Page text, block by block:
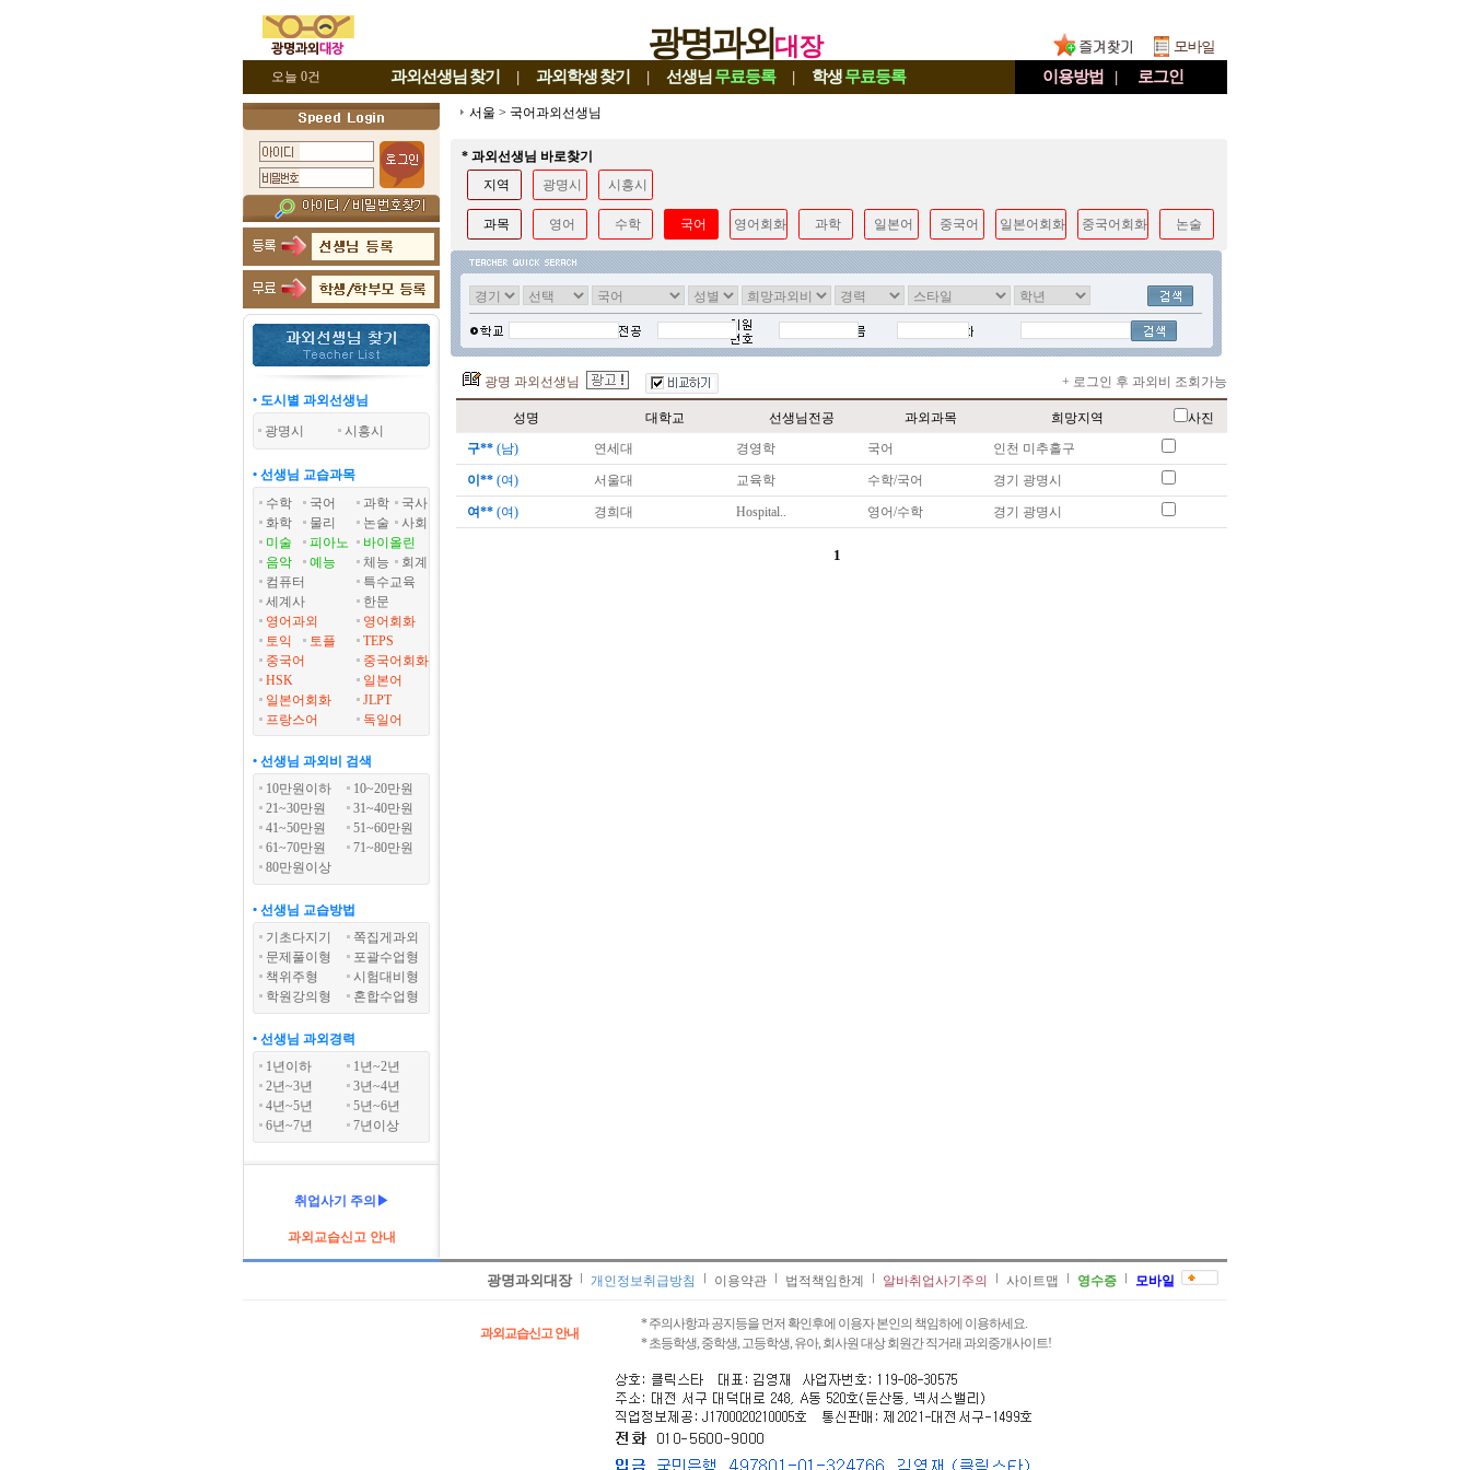
광명과외대장
오늘 0건 과외선생님 찾기 | 과외학생찾기 | 선생님 무료등록 | 학생무료등록 이용방법 | 로그인
• 도시별 과외선생님
광명시
시흥시
• 선생님 교습과목
수학
국어 과학
국사
화학
물리 논술
사회
미술
피아노
바이올린
음악
예능 체능
회계
컴퓨터
특수교육
세계사
한문
영어과외
영어회화
토익
토플
TEPS
중국어
중국어회화
HSK
일본어
일본어회화
JLPT
프랑스어
독일어
• 선생님 과외비 검색
10만원이하
10~20만원
21~30만원
31~40만원
41~50만원
51~60만원
61~70만원
71~80만원
80만원이상
• 선생님 교습방법
기초다지기
쪽집게과외
문제풀이형
포괄수업형
책위주형
시험대비형
학원강의형
혼합수업형
• 선생님 과외경력
1년이하
1년~2년
2년~3년
3년~4년
4년~5년
5년~6년
6년~7년
7년이상
취업사기 주의▶
과외교습신고 안내
서울 > 국어과외선생님
* 과외선생님 바로찾기
지역
광명시 시흥시
과목 영어 수학 국어 영어회화 과학 일본어 중국어 일본어회화 중국어회화 논술
광명 과외선생님 + 로그인 후 과외비 조회가능
성명 대학교 선생님전공 과외과목 희망지역
사진
구** (남) 연세대 경영학 국어 인천 미추홀구
이** (여) 서울대 교육학 수학/국어 경기 광명시
여** (여) 경희대 Hospital.. 영어/수학 경기 광명시
1
광명과외대장 개인정보취급방침 이용약관 법적책임한계 알바취업사기주의 사이트맵 영수증 모바일
과외교습신고 안내
* 주의사항과 공지등을 먼저 확인후에 이용자 본인의 책임하에 이용하세요.
* 초등학생, 중학생, 고등학생, 유아, 회사원 대상 회원간 직거래 과외중개사이트!